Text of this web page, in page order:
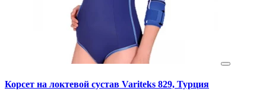
Корсет на локтевой сустав Variteks 829, Турция